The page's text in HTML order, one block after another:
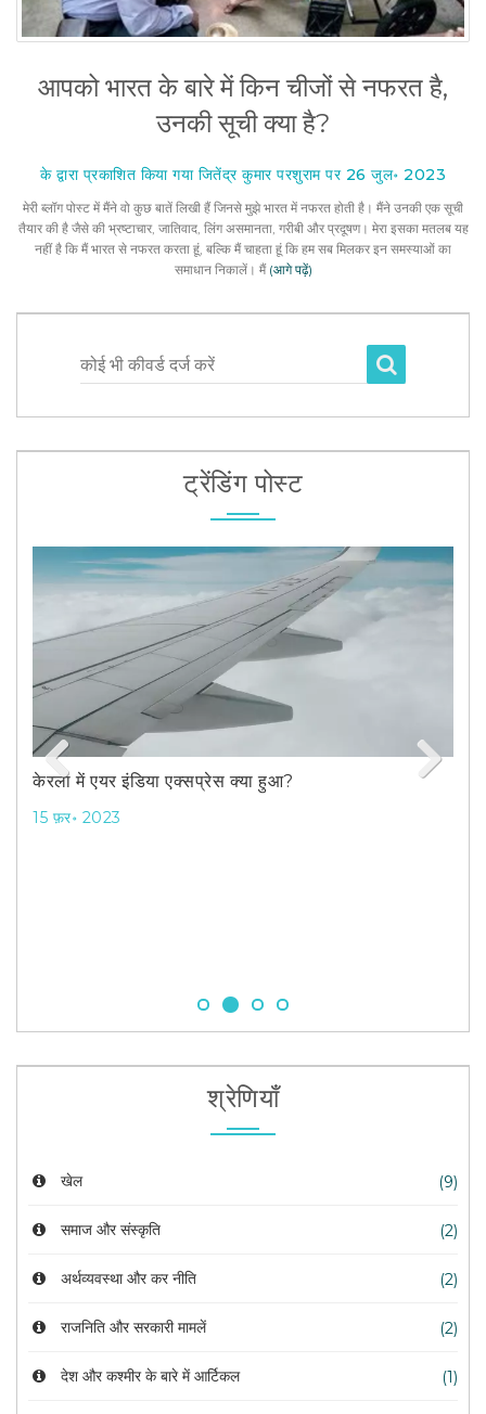
आपको भारत के बारे में किन चीजों से नफरत है,
उनकी सूची क्या है?
के द्वारा प्रकाशित किया गया जितेंद्र कुमार परशुराम पर 26 जुल॰ 2023
मेरी ब्लॉग पोस्ट में मैंने वो कुछ बातें लिखी हैं जिनसे मुझे भारत में नफरत होती है। मैंने उनकी एक सूची
तैयार की है जैसे की भ्रष्टाचार, जातिवाद, लिंग असमानता, गरीबी और प्रदूषण। मेरा इसका मतलब यह
नहीं है कि मैं भारत से नफरत करता हूं, बल्कि मैं चाहता हूं कि हम सब मिलकर इन समस्याओं का
समाधान निकालें। मैं (आगे पढ़ें)
कोई भी कीवर्ड दर्ज करें
ट्रेंडिंग पोस्ट
केरला में एयर इंडिया एक्सप्रेस क्या हुआ?
15 फ़र॰ 2023
Previous
श्रेणियाँ
खेल (9)
समाज और संस्कृति (2)
अर्थव्यवस्था और कर नीति (2)
राजनिति और सरकारी मामलें (2)
देश और कश्मीर के बारे में आर्टिकल (1)